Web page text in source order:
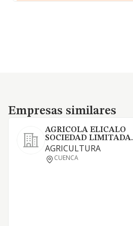
Empresas similares
Empresas similares
AGRICOLA ELICALO
SOCIEDAD LIMITADA.
AGRICULTURA
CUENCA